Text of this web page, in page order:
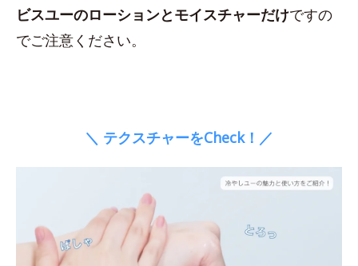
ビスユーのローションとモイスチャーだけですの
でご注意ください。
＼ テクスチャーをCheck！／